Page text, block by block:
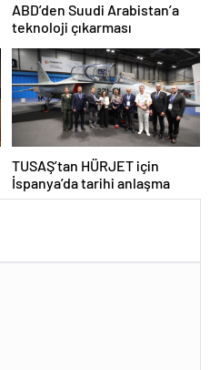
ABD’den Suudi Arabistan’a
teknoloji çıkarması
TUSAŞ’tan HÜRJET için
İspanya’da tarihi anlaşma